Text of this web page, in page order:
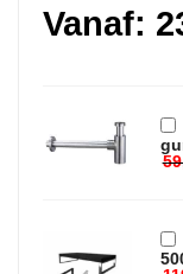
Vanaf: